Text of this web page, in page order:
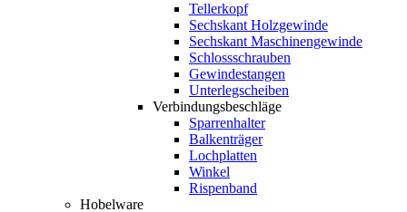
Tellerkopf
Sechskant Holzgewinde
Sechskant Maschinengewinde
Schlossschrauben
Gewindestangen
Unterlegscheiben
Verbindungsbeschläge
Sparrenhalter
Balkenträger
Lochplatten
Winkel
Rispenband
Hobelware